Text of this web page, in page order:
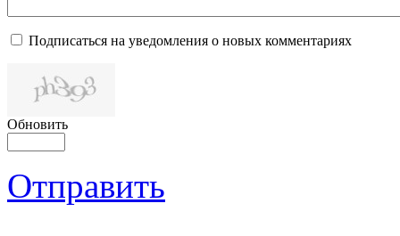
Подписаться на уведомления о новых комментариях
Обновить
Отправить